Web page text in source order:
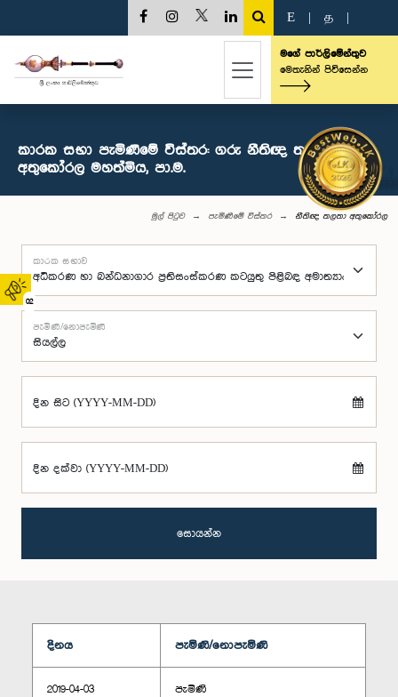
02
E த
මගේ පාර්ලිමේන්තුව
මෙතැනින් පිවිසෙන්න
කාරක සභා පැමිණීමේ විස්තර: ගරු නීතිඥ තලතා
අතුකෝරල මහත්මිය, පා.ම.
මුල් පිටුව පැමිණීමේ විස්තර නීතිඥ තලතා අතුකෝරල
කාරක සභාව
පැමිණි/නොපැමිණි
දින සිට (YYYY-MM-DD)
දින දක්වා (YYYY-MM-DD)
සොයන්න
දිනය පැමිණි/නොපැමිණි
2019-04-03 පැමිණි